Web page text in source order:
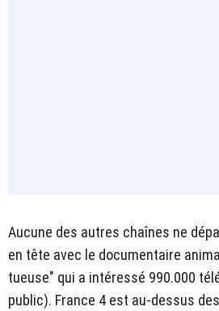
Aucune des autres chaînes ne
en tête avec le documentaire
tueuse" qui a intéressé 990.000
public). France 4 est au-dessus